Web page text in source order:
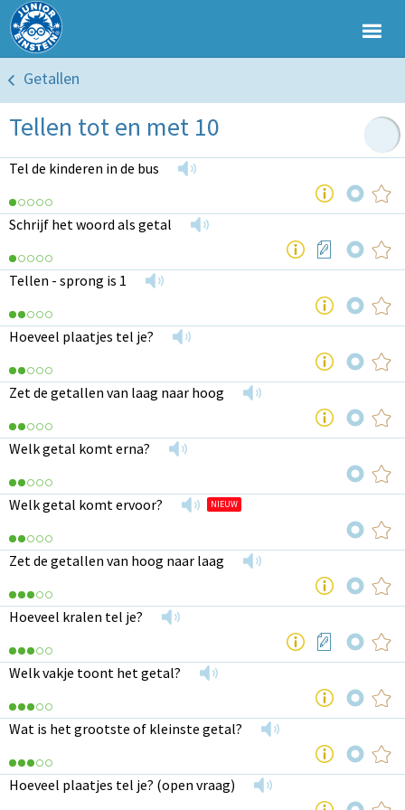
Getallen
Tellen tot en met 10
Tel de kinderen in de bus
Schrijf het woord als getal
Tellen - sprong is 1
Hoeveel plaatjes tel je?
Zet de getallen van laag naar hoog
Welk getal komt erna?
Welk getal komt ervoor? NIEUW
Zet de getallen van hoog naar laag
Hoeveel kralen tel je?
Welk vakje toont het getal?
Wat is het grootste of kleinste getal?
Hoeveel plaatjes tel je? (open vraag)